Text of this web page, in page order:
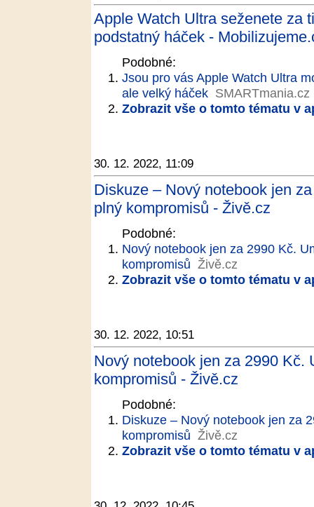
Apple Watch Ultra seženete za
podstatný háček -
Podobné:
Jsou pro vás Apple Watch Ultra
ale velký háček SMARTmania.cz
Zobrazit vše o tomto tématu v
30. 12. 2022, 11:09
Diskuze – Nový notebook jen
plný kompromisů - Živě.cz
Podobné:
Nový notebook jen za 2990 Kč.
kompromisů Živě.cz
Zobrazit vše o tomto tématu v
30. 12. 2022, 10:51
Nový notebook jen za 2990 Kč.
kompromisů - Živě.cz
Podobné:
Diskuze – Nový notebook jen za
kompromisů Živě.cz
Zobrazit vše o tomto tématu v